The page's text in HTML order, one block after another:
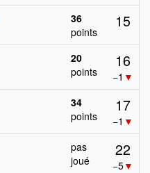
36
points
15
20
points
16
−1 ▼
34
points
17
−1 ▼
pas
joué
22
−5▼